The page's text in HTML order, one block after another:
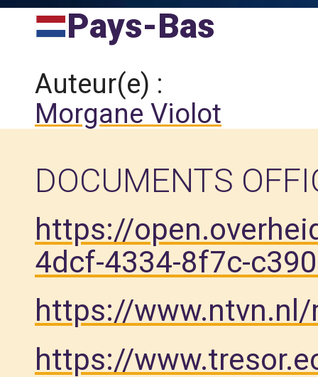
Pays-Bas
Auteur(e) :
Morgane Violot
DOCUMENTS
https://
4dcf-4334-8f7c-
https://
https://